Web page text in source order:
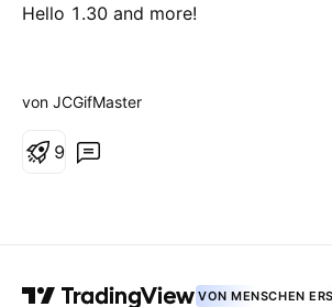
Hello 1.30 and more!
von JCGifMaster
9
VON MENSCHEN